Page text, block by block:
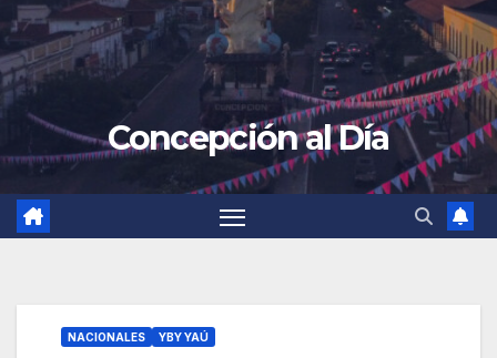
Concepción al Día
NACIONALES YBY YAÚ